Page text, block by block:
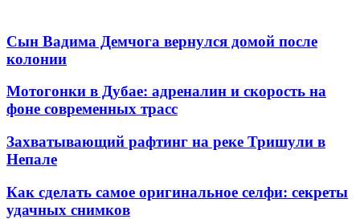
Сын Вадима Демчога вернулся домой после
колонии
Мотогонки в Дубае: адреналин и скорость на
фоне современных трасс
Захватывающий рафтинг на реке Тришули в
Непале
Как сделать самое оригинальное селфи: секреты
удачных снимков